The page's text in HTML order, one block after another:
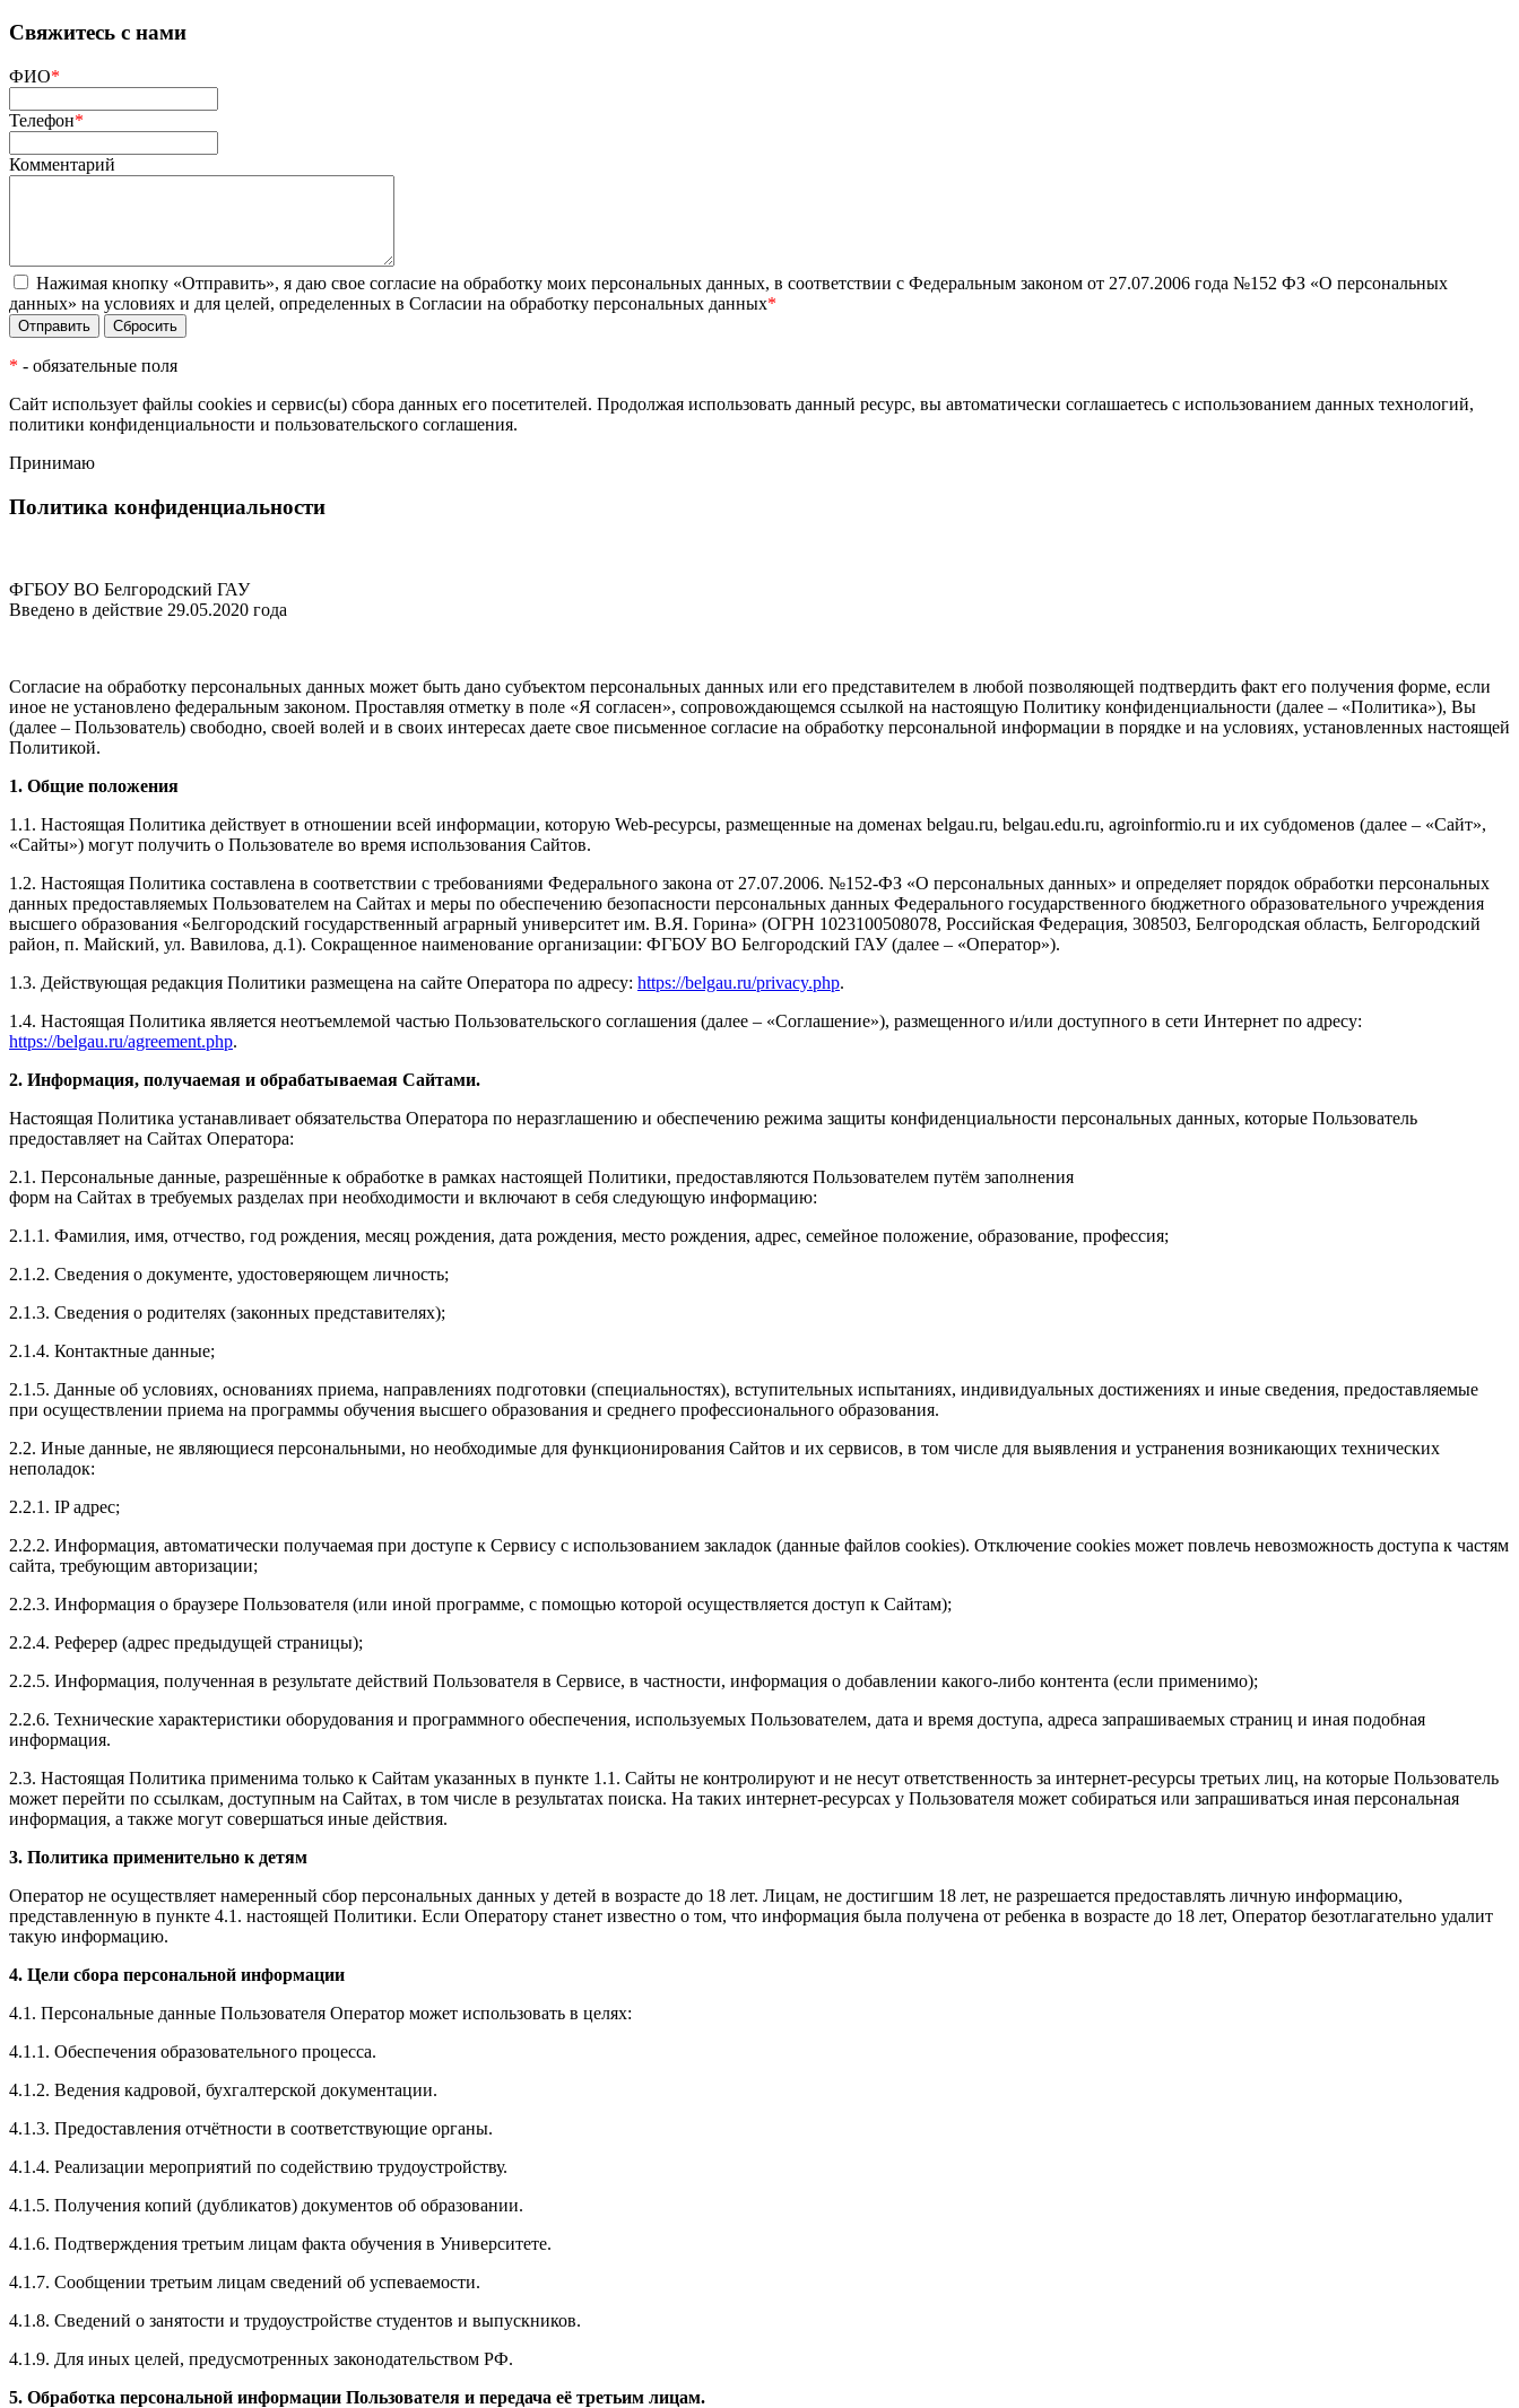
Свяжитесь с нами
ФИО*
Телефон*
Комментарий
Нажимая кнопку «Отправить», я даю свое согласие на обработку моих персональных данных, в соответствии с Федеральным законом от 27.07.2006 года №152 ФЗ «О персональных
данных» на условиях и для целей, определенных в Согласии на обработку персональных данных*
* - обязательные поля
Сайт использует файлы cookies и сервис(ы) сбора данных его посетителей. Продолжая использовать данный ресурс, вы автоматически соглашаетесь с использованием данных технологий,
политики конфиденциальности и пользовательского соглашения.
Принимаю
Политика конфиденциальности
ФГБОУ ВО Белгородский ГАУ
Введено в действие 29.05.2020 года
Согласие на обработку персональных данных может быть дано субъектом персональных данных или его представителем в любой позволяющей подтвердить факт его получения форме, если
иное не установлено федеральным законом. Проставляя отметку в поле «Я согласен», сопровождающемся ссылкой на настоящую Политику конфиденциальности (далее – «Политика»), Вы
(далее – Пользователь) свободно, своей волей и в своих интересах даете свое письменное согласие на обработку персональной информации в порядке и на условиях, установленных настоящей
Политикой.
1. Общие положения
1.1. Настоящая Политика действует в отношении всей информации, которую Web-ресурсы, размещенные на доменах belgau.ru, belgau.edu.ru, agroinformio.ru и их субдоменов (далее – «Сайт»,
«Сайты») могут получить о Пользователе во время использования Сайтов.
1.2. Настоящая Политика составлена в соответствии с требованиями Федерального закона от 27.07.2006. №152-ФЗ «О персональных данных» и определяет порядок обработки персональных
данных предоставляемых Пользователем на Сайтах и меры по обеспечению безопасности персональных данных Федерального государственного бюджетного образовательного учреждения
высшего образования «Белгородский государственный аграрный университет им. В.Я. Горина» (ОГРН 1023100508078, Российская Федерация, 308503, Белгородская область, Белгородский
район, п. Майский, ул. Вавилова, д.1). Сокращенное наименование организации: ФГБОУ ВО Белгородский ГАУ (далее – «Оператор»).
1.3. Действующая редакция Политики размещена на сайте Оператора по адресу: https://belgau.ru/privacy.php.
1.4. Настоящая Политика является неотъемлемой частью Пользовательского соглашения (далее – «Соглашение»), размещенного и/или доступного в сети Интернет по адресу:
https://belgau.ru/agreement.php.
2. Информация, получаемая и обрабатываемая Сайтами.
Настоящая Политика устанавливает обязательства Оператора по неразглашению и обеспечению режима защиты конфиденциальности персональных данных, которые Пользователь
предоставляет на Сайтах Оператора:
2.1. Персональные данные, разрешённые к обработке в рамках настоящей Политики, предоставляются Пользователем путём заполнения
форм на Сайтах в требуемых разделах при необходимости и включают в себя следующую информацию:
2.1.1. Фамилия, имя, отчество, год рождения, месяц рождения, дата рождения, место рождения, адрес, семейное положение, образование, профессия;
2.1.2. Сведения о документе, удостоверяющем личность;
2.1.3. Сведения о родителях (законных представителях);
2.1.4. Контактные данные;
2.1.5. Данные об условиях, основаниях приема, направлениях подготовки (специальностях), вступительных испытаниях, индивидуальных достижениях и иные сведения, предоставляемые
при осуществлении приема на программы обучения высшего образования и среднего профессионального образования.
2.2. Иные данные, не являющиеся персональными, но необходимые для функционирования Сайтов и их сервисов, в том числе для выявления и устранения возникающих технических
неполадок:
2.2.1. IP адрес;
2.2.2. Информация, автоматически получаемая при доступе к Сервису с использованием закладок (данные файлов cookies). Отключение cookies может повлечь невозможность доступа к частям
сайта, требующим авторизации;
2.2.3. Информация о браузере Пользователя (или иной программе, с помощью которой осуществляется доступ к Сайтам);
2.2.4. Реферер (адрес предыдущей страницы);
2.2.5. Информация, полученная в результате действий Пользователя в Сервисе, в частности, информация о добавлении какого-либо контента (если применимо);
2.2.6. Технические характеристики оборудования и программного обеспечения, используемых Пользователем, дата и время доступа, адреса запрашиваемых страниц и иная подобная
информация.
2.3. Настоящая Политика применима только к Сайтам указанных в пункте 1.1. Сайты не контролируют и не несут ответственность за интернет-ресурсы третьих лиц, на которые Пользователь
может перейти по ссылкам, доступным на Сайтах, в том числе в результатах поиска. На таких интернет-ресурсах у Пользователя может собираться или запрашиваться иная персональная
информация, а также могут совершаться иные действия.
3. Политика применительно к детям
Оператор не осуществляет намеренный сбор персональных данных у детей в возрасте до 18 лет. Лицам, не достигшим 18 лет, не разрешается предоставлять личную информацию,
представленную в пункте 4.1. настоящей Политики. Если Оператору станет известно о том, что информация была получена от ребенка в возрасте до 18 лет, Оператор безотлагательно удалит
такую информацию.
4. Цели сбора персональной информации
4.1. Персональные данные Пользователя Оператор может использовать в целях:
4.1.1. Обеспечения образовательного процесса.
4.1.2. Ведения кадровой, бухгалтерской документации.
4.1.3. Предоставления отчётности в соответствующие органы.
4.1.4. Реализации мероприятий по содействию трудоустройству.
4.1.5. Получения копий (дубликатов) документов об образовании.
4.1.6. Подтверждения третьим лицам факта обучения в Университете.
4.1.7. Сообщении третьим лицам сведений об успеваемости.
4.1.8. Сведений о занятости и трудоустройстве студентов и выпускников.
4.1.9. Для иных целей, предусмотренных законодательством РФ.
5. Обработка персональной информации Пользователя и передача её третьим лицам.